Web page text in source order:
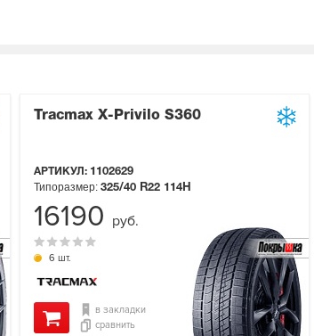
Tracmax X-Privilo S360
АРТИКУЛ: 1102629
6 шт.
Типоразмер: 325/40 R22 114H
в закладки
сравнить
16190 руб.